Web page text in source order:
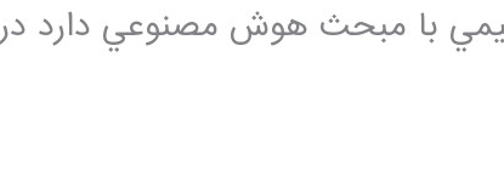
با مبحث هوش مصنوعي دارد در